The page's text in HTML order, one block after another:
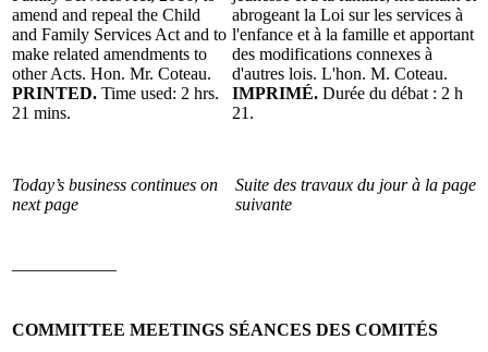
amend and repeal the Child
and Family Services Act and to
make related amendments to
other Acts. Hon. Mr. Coteau.
PRINTED. Time used: 2 hrs.
21 mins.
abrogeant la Loi sur les services à
l'enfance et à la famille et apportant
des modifications connexes à
d'autres lois. L'hon. M. Coteau.
IMPRIMÉ. Durée du débat : 2 h
21.
Today’s business continues on
next page
Suite des travaux du jour à la page
suivante
COMMITTEE MEETINGS SÉANCES DES COMITÉS